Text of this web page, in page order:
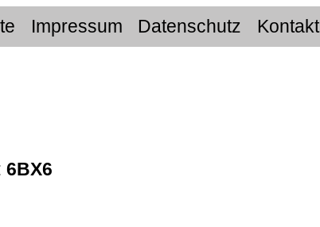
Impressum Datenschutz Kontakt
6BX6